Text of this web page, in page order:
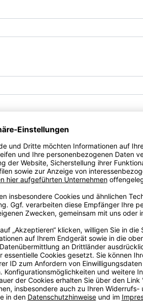
Mitglieder des
TEAMANFRAGE